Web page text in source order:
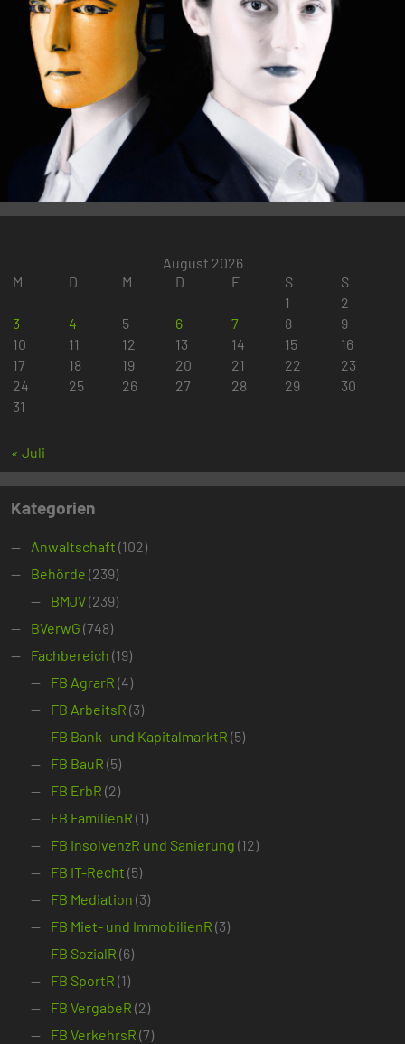
August 2026
M
D M D F S
S
1
2
3
4 5 6 7 8
9
10
11 12 13 14 15
16
17
18 19 20 21 22
23
24
25 26 27 28 29
30
31
« Juli
Kategorien
Anwaltschaft (102)
Behörde (239)
BMJV(239)
BVerwG (748)
Fachbereich (19)
FB AgrarR (4)
FB ArbeitsR (3)
FB Bank- und KapitalmarktR (5)
FB BauR (5)
FB ErbR (2)
FB FamilienR (1)
FB InsolvenzR und Sanierung (12)
FB IT-Recht (5)
FB Mediation (3)
FB Miet- und ImmobilienR (3)
FB SozialR (6)
FB SportR (1)
FB VergabeR (2)
FB VerkehrsR (7)